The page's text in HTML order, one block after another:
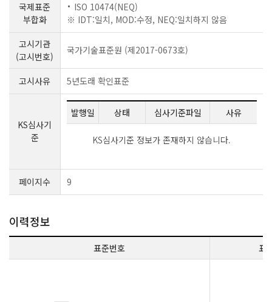
국제표준
부합화
ISO 10474(NEQ)
※ IDT:일치, MOD:수정, NEQ:일치하지 않음
고시기관
(고시번호)
국가기술표준원 (제2017-0673호)
고시사유 5년도래 확인표준
KS심사기
준
발행일 상태 심사기준파일 사유
KS심사기준 정보가 존재하지 않습니다.
페이지수 9
이력정보
표준번호 표